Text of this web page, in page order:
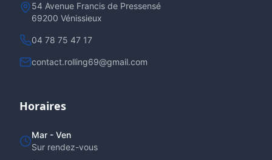
54 Avenue Francis de Pressensé
69200 Vénissieux
04 78 75 47 17
contact.rolling69@gmail.com
Horaires
Mar - Ven
Sur rendez-vous